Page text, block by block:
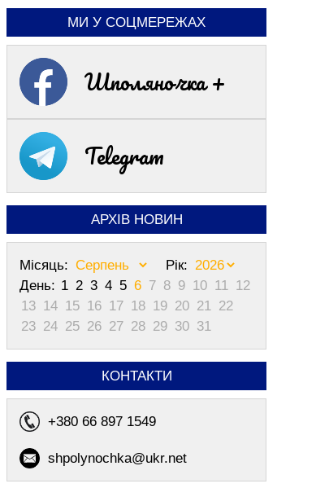
МИ У СОЦМЕРЕЖАХ
Шполяночка +
Telegram
АРХІВ НОВИН
Місяць:
Рік:
День: 1 2 3 4 5 6 7 8 9 10 11 12
13 14 15 16 17 18 19 20 21 22
23 24 25 26 27 28 29 30 31
КОНТАКТИ
+380 66 897 1549
shpolynochka@ukr.net